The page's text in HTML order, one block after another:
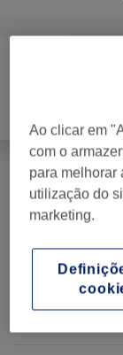
Manicure (10)
Comentários
Ao clicar em
com o
para melhorar
utilização do
marketing.